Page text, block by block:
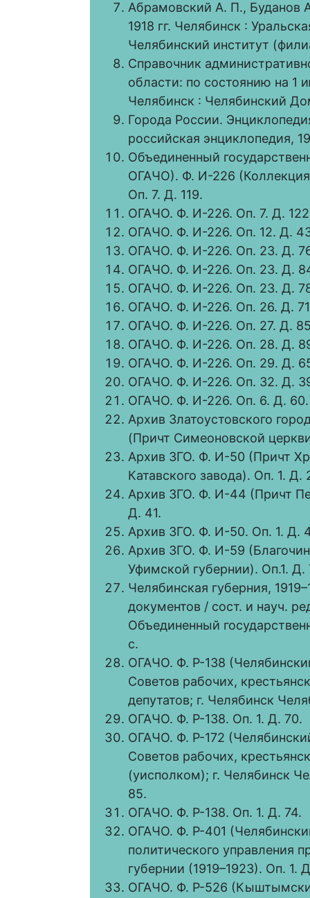
Абрамовский А. П., Буданов
1918 гг. Челябинск :
Челябинский институт
Справочник
области: по состоянию на 1
Челябинск : Челябинский
Города России.
российская энциклопедия,
Объединенный
ОГАЧО). Ф. И-226
Оп. 7. Д. 119.
ОГАЧО. Ф. И-226. Оп. 7. Д.
ОГАЧО. Ф. И-226. Оп. 12. Д.
ОГАЧО. Ф. И-226. Оп. 23. Д.
ОГАЧО. Ф. И-226. Оп. 23. Д.
ОГАЧО. Ф. И-226. Оп. 23. Д.
ОГАЧО. Ф. И-226. Оп. 26. Д.
ОГАЧО. Ф. И-226. Оп. 27. Д.
ОГАЧО. Ф. И-226. Оп. 28. Д.
ОГАЧО. Ф. И-226. Оп. 29. Д.
ОГАЧО. Ф. И-226. Оп. 32. Д.
ОГАЧО. Ф. И-226. Оп. 6. Д.
Архив Златоустовского
(Причт Симеоновской
Архив ЗГО. Ф. И-50 (Причт
Катавского завода). Оп. 1. Д.
Архив ЗГО. Ф. И-44 (Причт
Д. 41.
Архив ЗГО. Ф. И-50. Оп. 1. Д.
Архив ЗГО. Ф. И-59
Уфимской губернии). Оп.1. Д.
Челябинская губерния,
документов / сост. и науч.
Объединенный
с.
ОГАЧО. Ф. Р-138
Советов рабочих,
депутатов; г. Челябинск
ОГАЧО. Ф. Р-138. Оп. 1. Д. 70.
ОГАЧО. Ф. Р-172
Советов рабочих,
(уисполком); г. Челябинск
85.
ОГАЧО. Ф. Р-138. Оп. 1. Д. 74.
ОГАЧО. Ф. Р-401
политического управления
губернии (1919–1923). Оп. 1.
ОГАЧО. Ф. Р-526